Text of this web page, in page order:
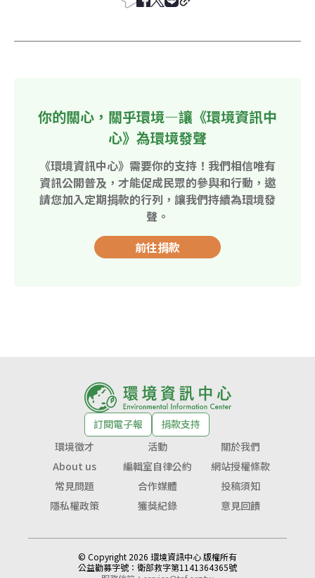
你的關心，關乎環境—讓《環境資訊中
心》為環境發聲
《環境資訊中心》需要你的支持！我們相信唯有
資訊公開普及，才能促成民眾的參與和行動，邀
請您加入定期捐款的行列，讓我們持續為環境發
聲。
前往捐款
訂閱電子報
捐款支持
環境徵才
活動
關於我們
About us
編輯室自律公約
網站授權條款
常見問題
合作媒體
投稿須知
隱私權政策
獲獎紀錄 意見回饋
© Copyright 2026 環境資訊中心 版權所有
公益勸募字號： 衛部救字第1141364365號